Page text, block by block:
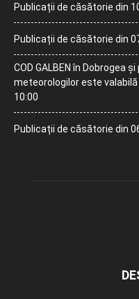
Publicații de căsătorie din
Publicații de căsătorie din
COD GALBEN în Dobrogea
meteorologilor este
10:00
Publicații de căsătorie din